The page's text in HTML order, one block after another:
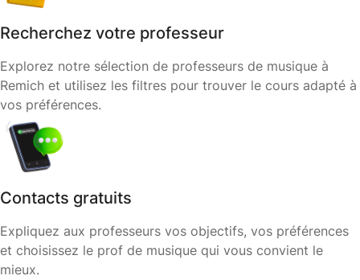
Recherchez votre professeur
Explorez notre sélection de professeurs de musique à
Remich et utilisez les filtres pour trouver le cours adapté à
vos préférences.
Contacts gratuits
Expliquez aux professeurs vos objectifs, vos préférences
et choisissez le prof de musique qui vous convient le
mieux.